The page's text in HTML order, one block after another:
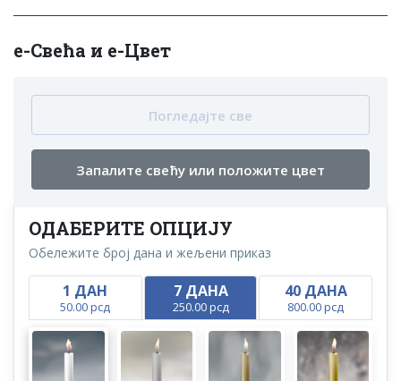
е-Свећа и е-Цвет
Погледајте све
Запалите свећу или положите цвет
ОДАБЕРИТЕ ОПЦИЈУ
Обележите број дана и жељени приказ
1 ДАН
50.00 рсд
7 ДАНА
250.00 рсд
40 ДАНА
800.00 рсд